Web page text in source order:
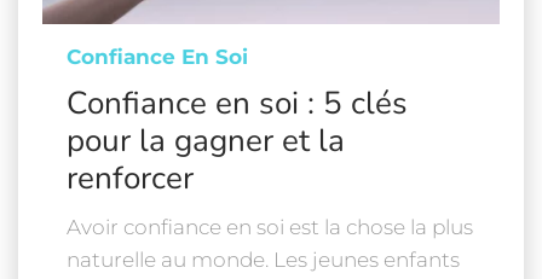
Confiance En Soi
Confiance en soi : 5 clés
pour la gagner et la
renforcer
Avoir confiance en soi est la chose la plus
naturelle au monde. Les jeunes enfants